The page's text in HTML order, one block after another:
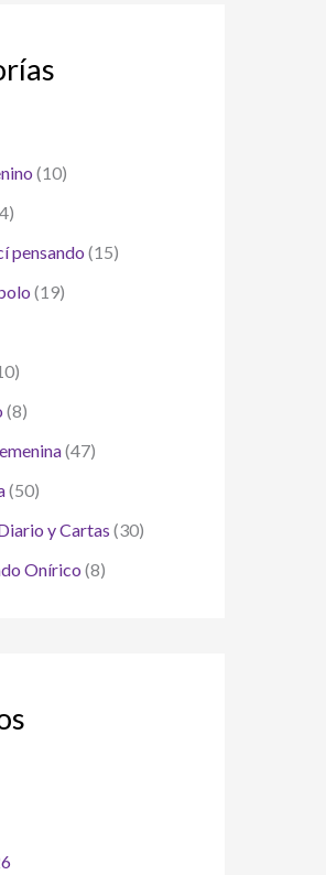
(10)
pensando (15)
(19)
(8)
(47)
(50)
y Cartas (30)
Onírico (8)